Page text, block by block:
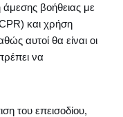
άμεσης βοήθειας με
και χρήση
αυτοί θα είναι οι
να
του επεισοδίου,